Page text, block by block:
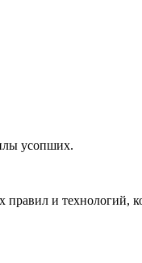
усопших.
и